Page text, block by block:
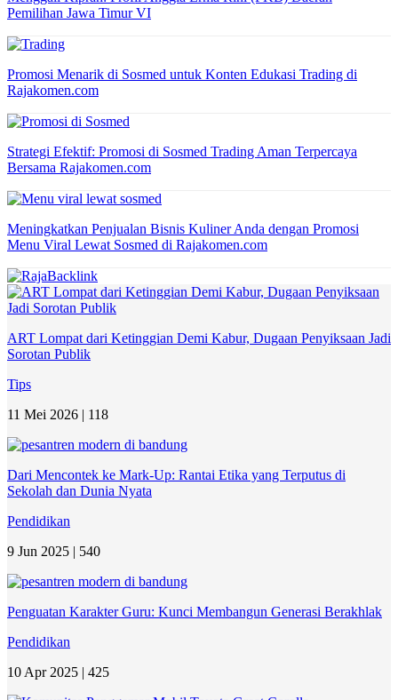
Pemilihan Jawa Timur VI
Promosi Menarik di Sosmed untuk Konten Edukasi Trading di
Rajakomen.com
Strategi Efektif: Promosi di Sosmed Trading Aman Terpercaya
Bersama Rajakomen.com
Meningkatkan Penjualan Bisnis Kuliner Anda dengan Promosi
Menu Viral Lewat Sosmed di Rajakomen.com
ART Lompat dari Ketinggian Demi Kabur, Dugaan Penyiksaan Jadi
Sorotan Publik
Tips
11 Mei 2026 | 118
Dari Mencontek ke Mark-Up: Rantai Etika yang Terputus di
Sekolah dan Dunia Nyata
Pendidikan
9 Jun 2025 | 540
Penguatan Karakter Guru: Kunci Membangun Generasi Berakhlak
Pendidikan
10 Apr 2025 | 425